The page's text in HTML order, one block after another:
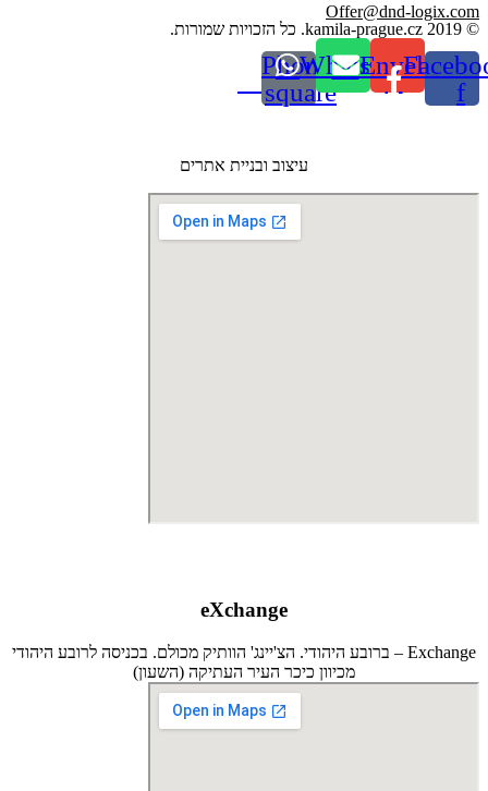
Offer@dnd-logix.com
© 2019 kamila-prague.cz. כל הזכויות שמורות.
f
Envelope
Whatsapp
Phone-
square
עיצוב ובניית אתרים
eXchange
Exchange – ברובע היהודי. הצ'יינג' הוותיק מכולם. בכניסה לרובע היהודי
מכיוון כיכר העיר העתיקה (השעון)